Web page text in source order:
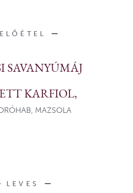
ELŐÉTEL
SAVANYÚMÁJ
KARFIOL,
MAZSOLA
LEVES